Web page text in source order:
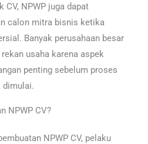
CV, NPWP juga dapat
calon mitra bisnis ketika
Banyak perusahaan besar
usaha karena aspek
penting sebelum proses
dimulai.
NPWP CV?
NPWP CV, pelaku